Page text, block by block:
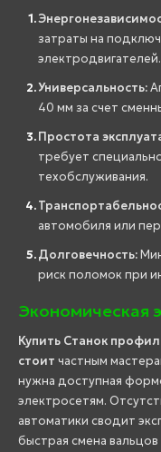
затраты на
электродвигателей.
Универсальность:
40 мм за счет
Простота
требует
техобслуживания.
автомобиля или
Долговечность:
риск поломок при
Экономическая
Купить Станок
стоит частным
нужна доступная
электросетям.
автоматики сводит
быстрая смена